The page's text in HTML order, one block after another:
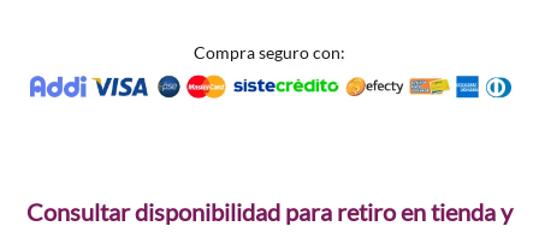
Compra seguro con:
Consultar disponibilidad para retiro en tienda y